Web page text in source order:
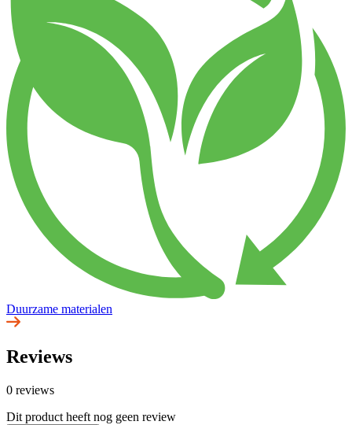
Duurzame materialen
Reviews
0 reviews
Dit product heeft nog geen review